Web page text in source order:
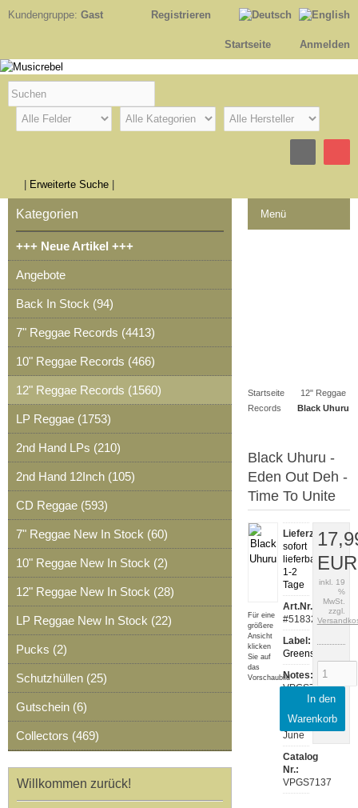
Kundengruppe: Gast Registrieren
Anmelden
Startseite
Erweiterte Suche
Menü
Startseite
12" Reggae
Records
Black Uhuru
Black Uhuru -
Eden Out Deh -
Time To Unite
Für eine
größere
Ansicht
klicken
Sie auf
das
Vorschaubild
Lieferzeit:
sofort
lieferbar,
1-2
Tage
Art.Nr.:
#51832
Label:
Greensleeves
Notes:
VPGS7137
2026-
June
Catalog
Nr.:
VPGS7137
EUR
inkl. 19
%
MwSt.
zzgl.
In den
Warenkorb
Kategorien
+++ Neue Artikel +++
Angebote
Back In Stock (94)
7" Reggae Records (4413)
10" Reggae Records (466)
12" Reggae Records (1560)
LP Reggae (1753)
2nd Hand LPs (210)
2nd Hand 12Inch (105)
CD Reggae (593)
7" Reggae New In Stock (60)
10" Reggae New In Stock (2)
12" Reggae New In Stock (28)
LP Reggae New In Stock (22)
Pucks (2)
Schutzhüllen (25)
Gutschein (6)
Collectors (469)
Willkommen zurück!